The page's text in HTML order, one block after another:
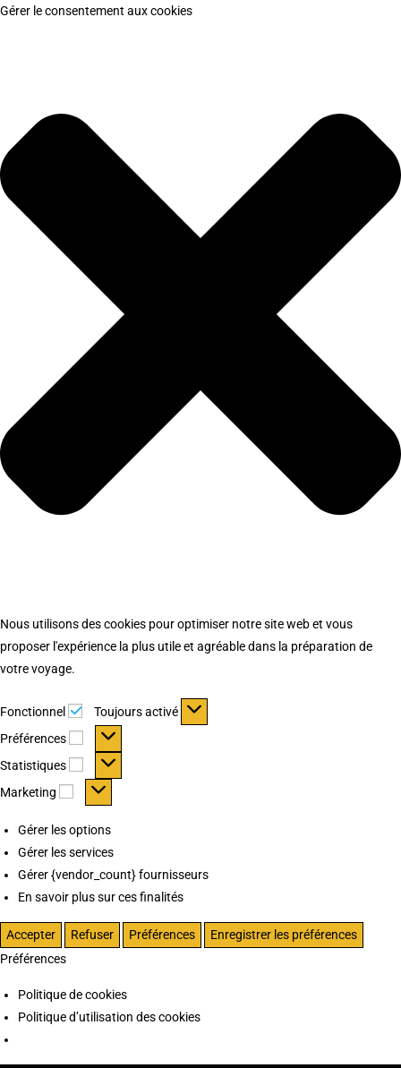
Gérer le consentement aux cookies
Nous utilisons des cookies pour optimiser notre site web et vous
proposer l'expérience la plus utile et agréable dans la préparation de
votre voyage.
Fonctionnel Fonctionnel
Toujours activé
Préférences
Préférences
Statistiques Statistiques
Marketing Marketing
Gérer les options
Gérer les services
Gérer {vendor_count} fournisseurs
En savoir plus sur ces finalités
Accepter Refuser Préférences
Enregistrer les préférences
Préférences
Politique de cookies
Politique d’utilisation des cookies